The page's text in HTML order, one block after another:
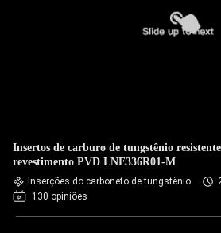
Insertos de carburo de tungstênio
revestimento PVD LNE336R01-M
Inserções do carboneto de tungstênio
130 opiniões